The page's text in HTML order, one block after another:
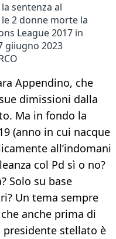
sentenza al
2 donne morte la
League 2017 in
giiugno 2023
Appendino, che
dimissioni dalla
Ma in fondo la
(anno in cui nacque
all’indomani
col Pd sì o no?
Solo su base
Un tema sempre
anche prima di
presidente stellato è